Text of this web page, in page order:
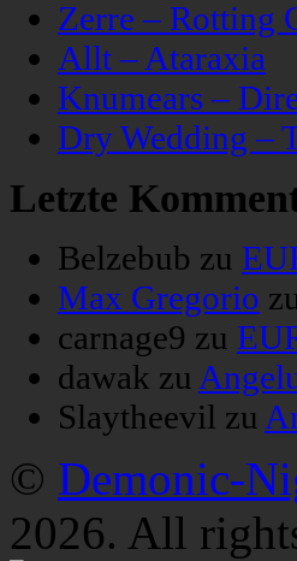
Zerre – Rotting
Allt – Ataraxia
Knumears –
Dry Wedding –
Letzte
Belzebub zu
Max Gregorio zu
carnage9 zu
dawak zu
Slaytheevil zu
© Demonic-
2026. All